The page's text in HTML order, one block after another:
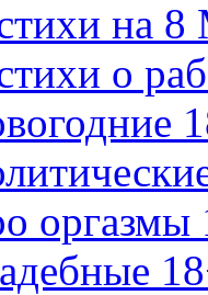
на 8
о
оргазмы